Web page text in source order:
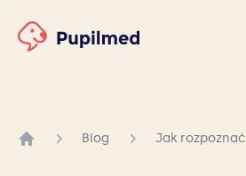
Blog Jak